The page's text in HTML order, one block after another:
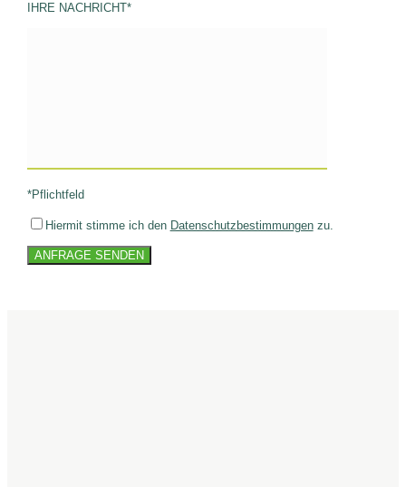
IHRE NACHRICHT*
*Pflichtfeld
Hiermit stimme ich den Datenschutzbestimmungenzu.